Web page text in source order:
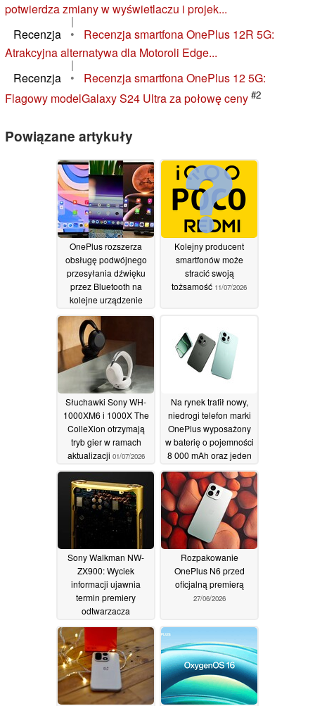
potwierdza zmiany w wyświetlaczu i projek...
|
Recenzja
•
Recenzja smartfona OnePlus 12R 5G:
Atrakcyjna alternatywa dla Motoroli Edge...
|
Recenzja
•
Recenzja smartfona OnePlus 12 5G:
Flagowy modelGalaxy S24 Ultra za połowę ceny #2
Powiązane artykuły
OnePlus rozszerza
obsługę podwójnego
przesyłania dźwięku
przez Bluetooth na
kolejne urządzenie
aktualizacji systemu
OxygenOS23/07/2026
Kolejny producent
smartfonów może
stracić swoją
tożsamość 11/07/2026
Słuchawki Sony WH-
1000XM6 i 1000X The
ColleXion otrzymają
tryb gier w ramach
aktualizacji 01/07/2026
Na rynek trafił nowy,
niedrogi telefon marki
OnePlus wyposażony
w baterię o pojemności
8 000 mAh oraz jeden
30/06/2026
Sony Walkman NW-
ZX900: Wyciek
informacji ujawnia
termin premiery
odtwarzacza
działa o 122% szybciej
29/06/2026
Rozpakowanie
OnePlus N6 przed
oficjalną premierą
27/06/2026